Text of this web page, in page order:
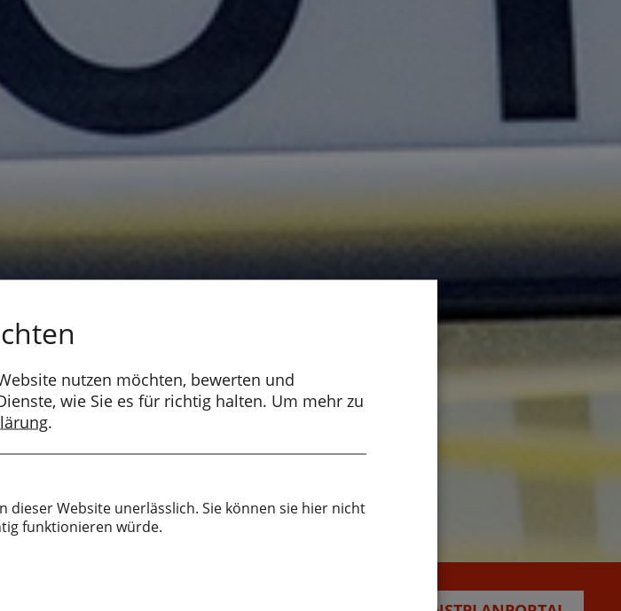
nutzen möchten, bewerten und
wie Sie es für richtig halten. Um mehr zu
.
dieser Website unerlässlich. Sie können sie hier nicht
funktionieren würde.